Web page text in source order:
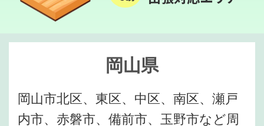
岡山県
岡山市北区、東区、中区、南区、瀬戸
内市、赤磐市、備前市、玉野市など周